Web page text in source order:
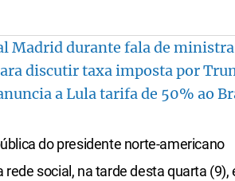
Madrid durante fala de ministra
discutir taxa imposta por
a Lula tarifa de 50% ao
do presidente norte-americano
social, na tarde desta quarta (9),